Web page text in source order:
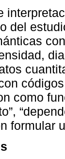
del
como
formular